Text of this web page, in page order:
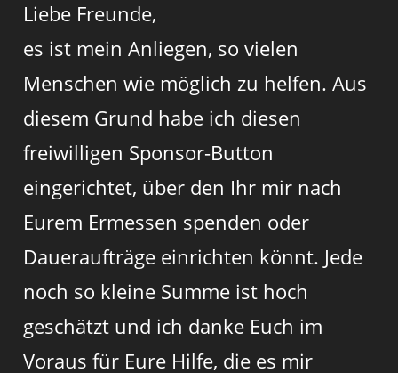
Liebe Freunde,
es ist mein Anliegen, so vielen
Menschen wie möglich zu helfen. Aus
diesem Grund habe ich diesen
freiwilligen Sponsor-Button
eingerichtet, über den Ihr mir nach
Eurem Ermessen spenden oder
Daueraufträge einrichten könnt. Jede
noch so kleine Summe ist hoch
geschätzt und ich danke Euch im
Voraus für Eure Hilfe, die es mir